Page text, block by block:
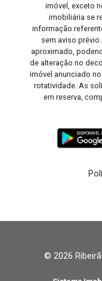
imóvel, exceto
imobiliária se
informação
sem aviso
aproximado,
de alteração no
imóvel anunciado
rotatividade. As
em reserva,
© 2026